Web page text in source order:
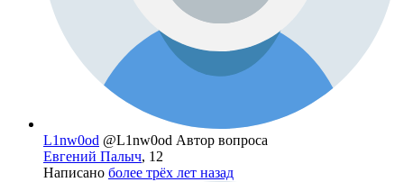
L1nw0od @L1nw0od Автор вопроса
Евгений Палыч, 12
Написано более трёх лет назад